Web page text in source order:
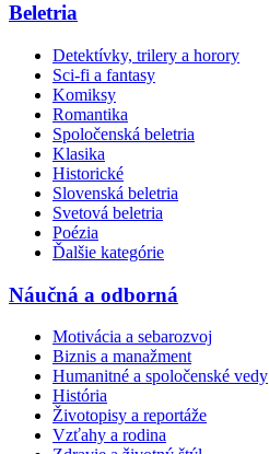
Beletria
Detektívky, trilery a horory
Sci-fi a fantasy
Komiksy
Romantika
Spoločenská beletria
Klasika
Historické
Slovenská beletria
Svetová beletria
Poézia
Ďalšie kategórie
Náučná a odborná
Motivácia a sebarozvoj
Biznis a manažment
Humanitné a spoločenské vedy
História
Životopisy a reportáže
Vzťahy a rodina